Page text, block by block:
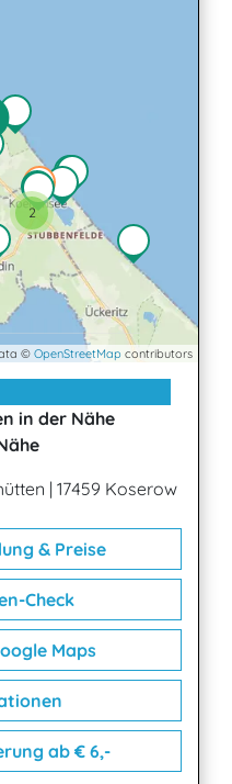
2
© OpenStreetMap contributors
in der Nähe
| 17459 Koserow
& Preise
Check
Maps
ab € 6,-